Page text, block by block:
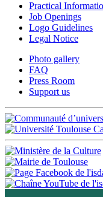
Practical
Job Openings
Logo Guidelines
Legal Notice
Photo gallery
FAQ
Press Room
Support us